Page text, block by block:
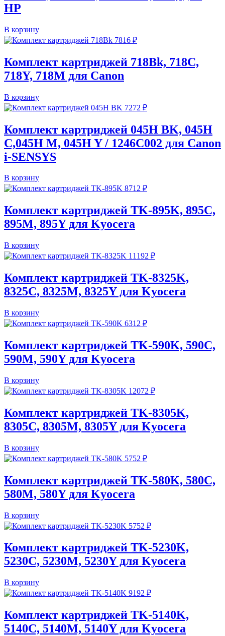
HP
В корзину
7816 ₽
Комплект картриджей 718Bk, 718C,
718Y, 718M для Canon
В корзину
7272 ₽
Комплект картриджей 045H BK, 045H
C,045H M, 045H Y / 1246C002 для Canon
i-SENSYS
В корзину
8712 ₽
Комплект картриджей TK-895K, 895C,
895M, 895Y для Kyocera
В корзину
11192 ₽
Комплект картриджей TK-8325K,
8325C, 8325M, 8325Y для Kyocera
В корзину
6312 ₽
Комплект картриджей TK-590K, 590C,
590M, 590Y для Kyocera
В корзину
12072 ₽
Комплект картриджей TK-8305K,
8305C, 8305M, 8305Y для Kyocera
В корзину
5752 ₽
Комплект картриджей TK-580K, 580C,
580M, 580Y для Kyocera
В корзину
5752 ₽
Комплект картриджей TK-5230K,
5230C, 5230M, 5230Y для Kyocera
В корзину
9192 ₽
Комплект картриджей TK-5140K,
5140C, 5140M, 5140Y для Kyocera